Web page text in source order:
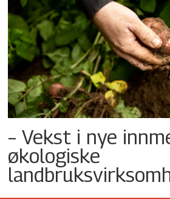
– Vekst i nye
økologiske